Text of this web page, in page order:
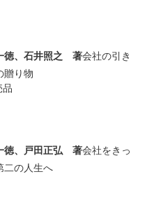
徳、石井照之 著会社の引き
贈り物
徳、戸田正弘 著会社をきっ
二の人生へ